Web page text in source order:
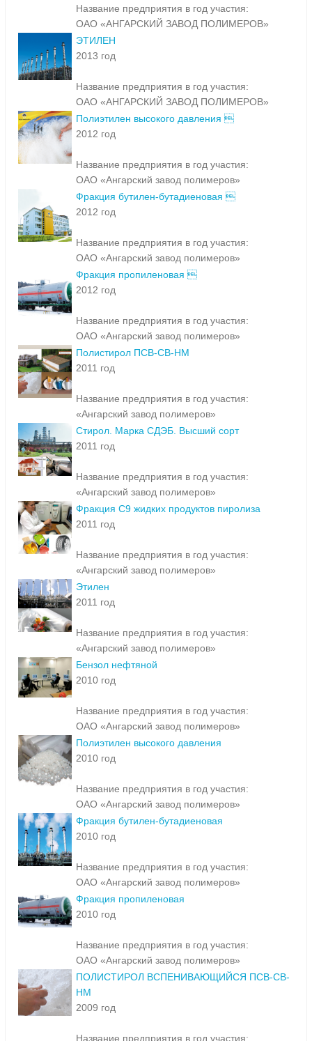
Название предприятия в год участия:
ОАО «АНГАРСКИЙ ЗАВОД ПОЛИМЕРОВ»
ЭТИЛЕН
2013 год
Название предприятия в год участия:
ОАО «АНГАРСКИЙ ЗАВОД ПОЛИМЕРОВ»
Полиэтилен высокого давления 
2012 год
Название предприятия в год участия:
ОАО «Ангарский завод полимеров»
Фракция бутилен-бутадиеновая 
2012 год
Название предприятия в год участия:
ОАО «Ангарский завод полимеров»
Фракция пропиленовая 
2012 год
Название предприятия в год участия:
ОАО «Ангарский завод полимеров»
Полистирол ПСВ-СВ-НМ
2011 год
Название предприятия в год участия:
«Ангарский завод полимеров»
Стирол. Марка СДЭБ. Высший сорт
2011 год
Название предприятия в год участия:
«Ангарский завод полимеров»
Фракция С9 жидких продуктов пиролиза
2011 год
Название предприятия в год участия:
«Ангарский завод полимеров»
Этилен
2011 год
Название предприятия в год участия:
«Ангарский завод полимеров»
Бензол нефтяной
2010 год
Название предприятия в год участия:
ОАО «Ангарский завод полимеров»
Полиэтилен высокого давления
2010 год
Название предприятия в год участия:
ОАО «Ангарский завод полимеров»
Фракция бутилен-бутадиеновая
2010 год
Название предприятия в год участия:
ОАО «Ангарский завод полимеров»
Фракция пропиленовая
2010 год
Название предприятия в год участия:
ОАО «Ангарский завод полимеров»
ПОЛИСТИРОЛ ВСПЕНИВАЮЩИЙСЯ ПСВ-СВ-
НМ
2009 год
Название предприятия в год участия: